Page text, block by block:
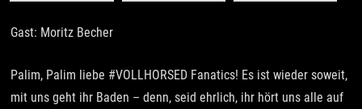
Gast: Moritz Becher
Palim, Palim liebe #VOLLHORSED Fanatics! Es ist wieder soweit,
mit uns geht ihr Baden – denn, seid ehrlich, ihr hört uns alle auf